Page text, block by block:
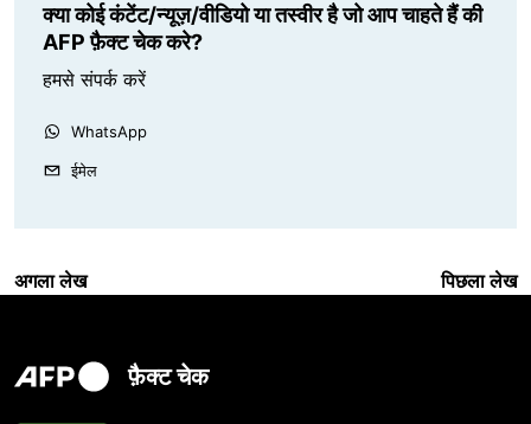
क्या कोई कंटेंट/न्यूज़/वीडियो या तस्वीर है जो आप चाहते हैं की
AFP फ़ैक्ट चेक करे?
हमसे संपर्क करें
WhatsApp
ईमेल
अगला लेख पिछला लेख
फ़ैक्ट चेक